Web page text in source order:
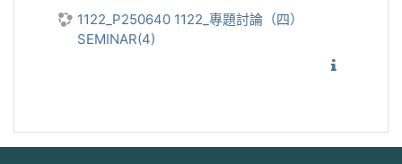
1122_P250640 1122_專題討論（四）
SEMINAR(4)